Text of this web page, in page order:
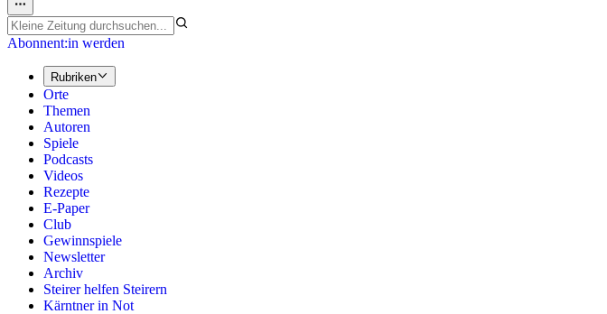
Abonnent:in werden
Rubriken
Orte
Themen
Autoren
Spiele
Podcasts
Videos
Rezepte
E-Paper
Club
Gewinnspiele
Newsletter
Archiv
Steirer helfen Steirern
Kärntner in Not